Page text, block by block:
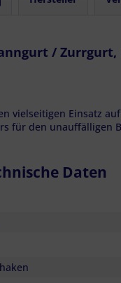
/ Zurrgurt,
vielseitigen Einsatz
für den unauffälligen
Daten